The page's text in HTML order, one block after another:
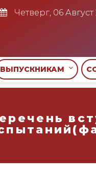
Четверг, 06 Август
ВЫПУСКНИКАМ